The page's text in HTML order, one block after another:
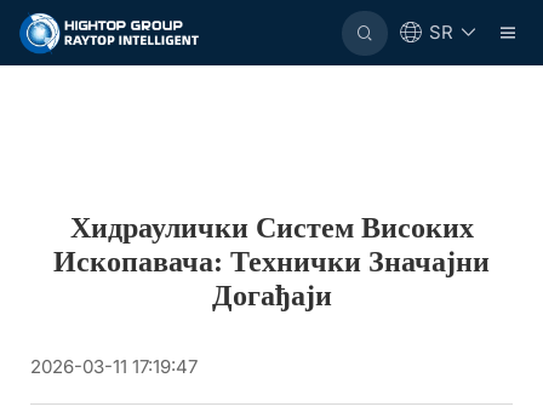
SR
Хидраулички Систем Високих
Ископавача: Технички Значајни
Догађаји
2026-03-11 17:19:47